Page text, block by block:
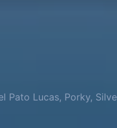
Pato Lucas, Porky,